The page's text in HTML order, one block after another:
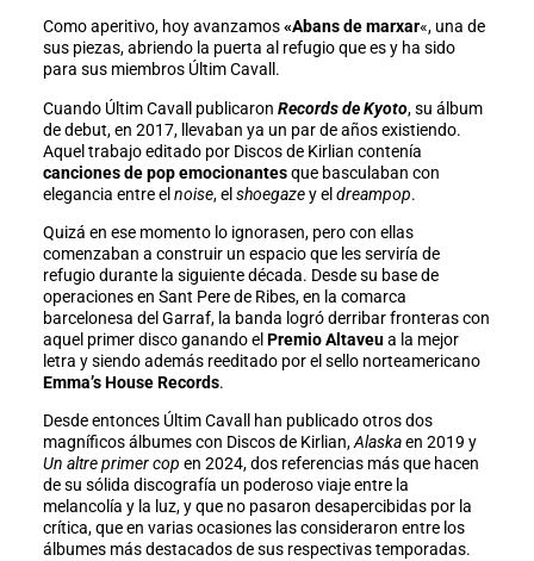
Como aperitivo, hoy avanzamos«Abans de marxar«, una de
sus piezas, abriendo la puerta al refugio que es y ha sido
para sus miembros Últim Cavall.
Cuando Últim Cavall publicaron Records de Kyoto, su álbum
de debut, en 2017, llevaban ya un par de años existiendo.
Aquel trabajo editado por Discos de Kirlian contenía
canciones de pop emocionantesque basculaban con
elegancia entre el noise, el shoegazey el dreampop.
Quizá en ese momento lo ignorasen, pero con ellas
comenzaban a construir un espacio que les serviría de
refugio durante la siguiente década. Desde su base de
operaciones en Sant Pere de Ribes, en la comarca
barcelonesa del Garraf, la banda logró derribar fronteras con
aquel primer disco ganando el Premio Altaveua la mejor
letra y siendo además reeditado por el sello norteamericano
Emma’s House Records.
Desde entonces Últim Cavall han publicado otros dos
magníficos álbumes con Discos de Kirlian,Alaskaen 2019 y
Un altre primer cop en 2024, dos referencias más que hacen
de su sólida discografía un poderoso viaje entre la
melancolía y la luz, y que no pasaron desapercibidas por la
crítica, que en varias ocasiones las consideraron entre los
álbumes más destacados de sus respectivas temporadas.